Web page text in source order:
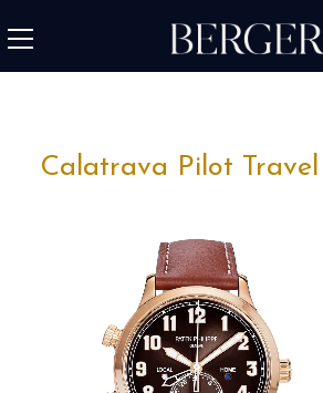
Calatrava Pilot Travel